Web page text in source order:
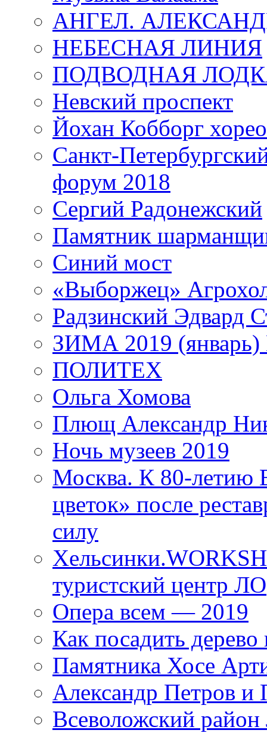
АНГЕЛ.
НЕБЕСНАЯ ЛИНИЯ
ПОДВОДНАЯ
Невский проспект
Йохан Кобборг
Санкт-
форум 2018
Сергий Радонежский
Памятник
Синий мост
«Выборжец»
Радзинский Эдвард
ЗИМА 2019 (январь)
ПОЛИТЕХ
Ольга Хомова
Плющ Александр
Ночь музеев 2019
Москва. К 80-
цветок» после
силу
туристский центр ЛО
Опера всем — 2019
Как посадить дерево
Памятника Хосе
Александр Петров и
Всеволожский район